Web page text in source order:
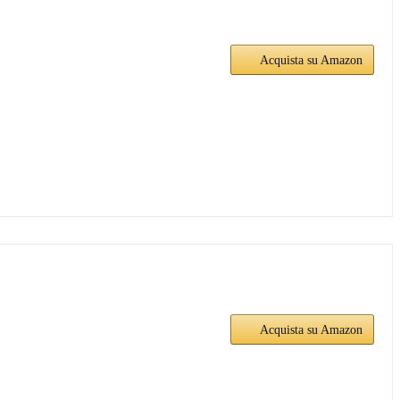
Acquista su Amazon
Acquista su Amazon